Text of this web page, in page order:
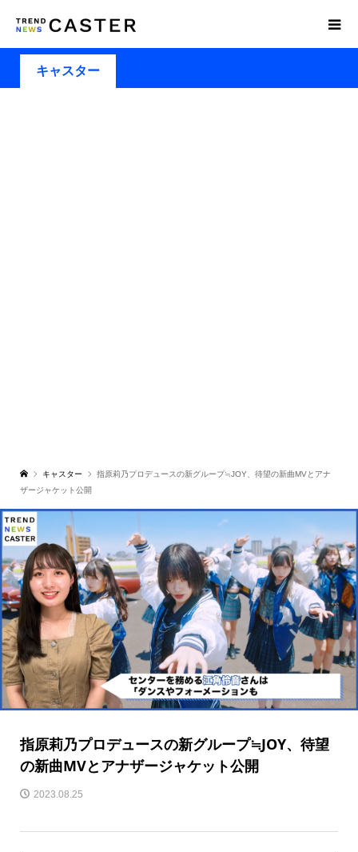
キャスター
キャスター
指原莉乃プロデュースの新グループ≒JOY、待望の新曲MVとアナ
ザージャケット公開
指原莉乃プロデュースの新グループ≒JOY、待望
の新曲MVとアナザージャケット公開
2023.08.25